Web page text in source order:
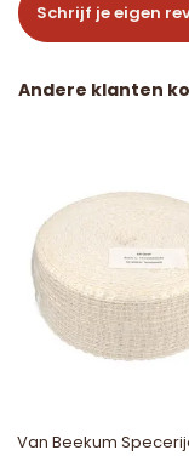
Schrijf je eigen
Andere klanten
Van Beekum